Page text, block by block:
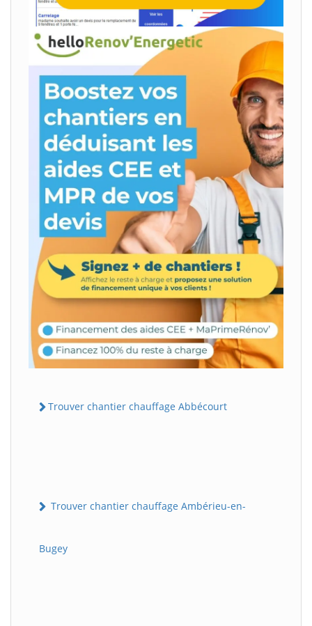
Trouver chantier chauffage Abbécourt
Trouver chantier chauffage Ambérieu-en-
Bugey